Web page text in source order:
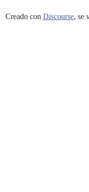
Creado con Discourse, se